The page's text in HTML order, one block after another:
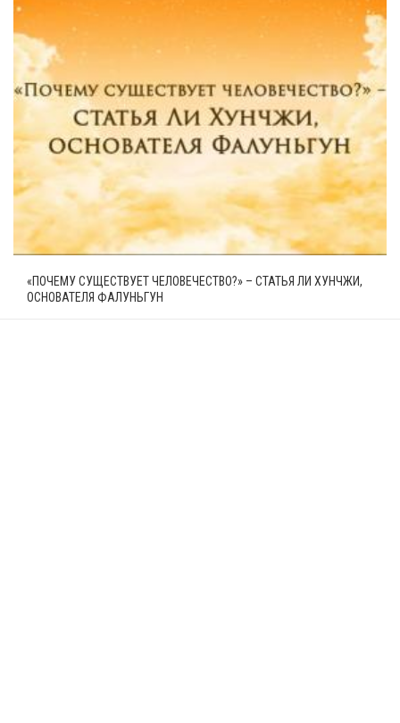
«ПОЧЕМУ СУЩЕСТВУЕТ ЧЕЛОВЕЧЕСТВО?» – СТАТЬЯ ЛИ ХУНЧЖИ,
ОСНОВАТЕЛЯ ФАЛУНЬГУН